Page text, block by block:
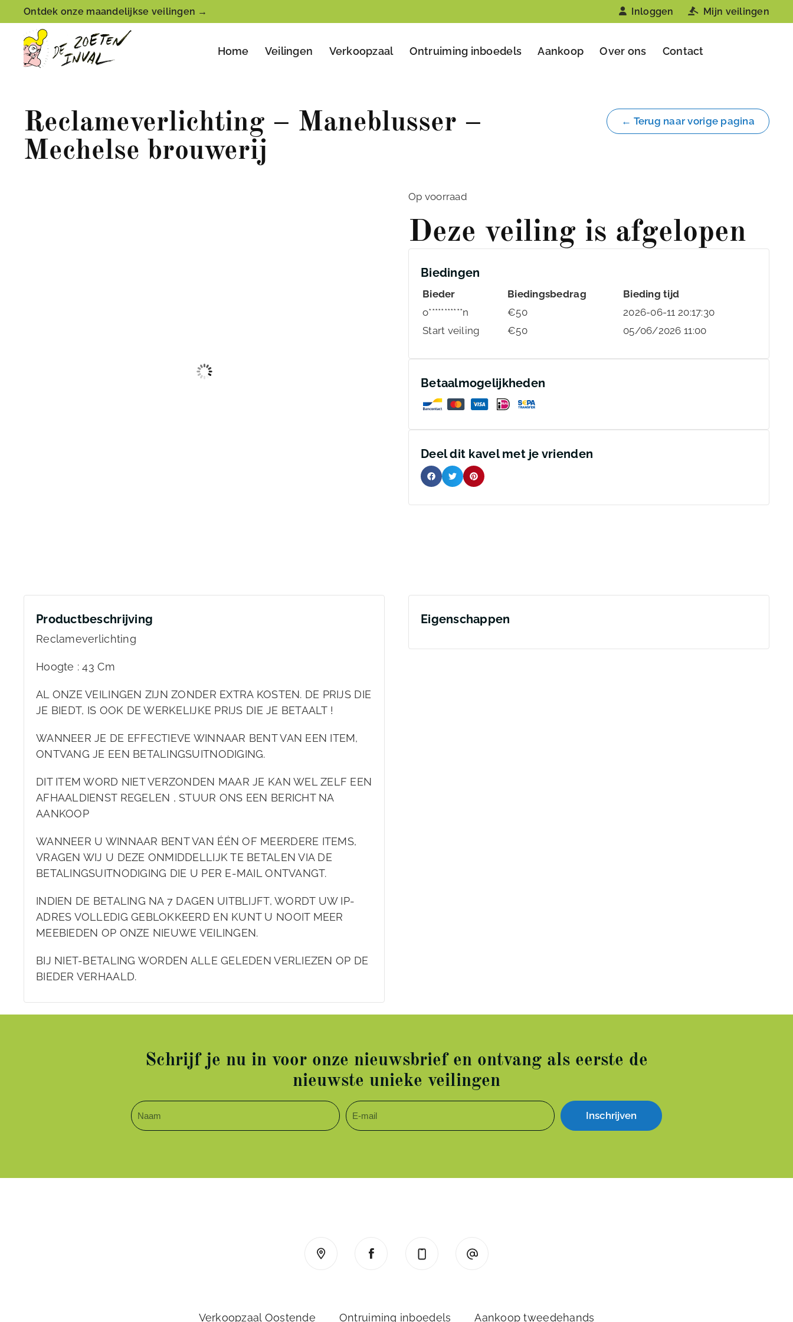
Ontdek onze maandelijkse veilingen → Inloggen Mijn veilingen
Home Veilingen Verkoopzaal Ontruiming inboedels Aankoop Over ons Contact
Reclameverlichting – Maneblusser –
Mechelse brouwerij
← Terug naar vorige pagina
Op voorraad
Deze veiling is afgelopen
Biedingen
Bieder Biedingsbedrag
Bieding tijd
o***********n
€50
2026-06-11 20:17:30
Start veiling
€50 05/06/2026 11:00
Betaalmogelijkheden
Deel dit kavel met je vrienden
Productbeschrijving
Reclameverlichting
Hoogte : 43 Cm
AL ONZE VEILINGEN ZIJN ZONDER EXTRA KOSTEN. DE PRIJS DIE
JE BIEDT, IS OOK DE WERKELIJKE PRIJS DIE JE BETAALT !
WANNEER JE DE EFFECTIEVE WINNAAR BENT VAN EEN ITEM,
ONTVANG JE EEN BETALINGSUITNODIGING.
DIT ITEM WORD NIET VERZONDEN MAAR JE KAN WEL ZELF EEN
AFHAALDIENST REGELEN , STUUR ONS EEN BERICHT NA
AANKOOP
WANNEER U WINNAAR BENT VAN ÉÉN OF MEERDERE ITEMS,
VRAGEN WIJ U DEZE ONMIDDELLIJK TE BETALEN VIA DE
BETALINGSUITNODIGING DIE U PER E-MAIL ONTVANGT.
INDIEN DE BETALING NA 7 DAGEN UITBLIJFT, WORDT UW IP-
ADRES VOLLEDIG GEBLOKKEERD EN KUNT U NOOIT MEER
MEEBIEDEN OP ONZE NIEUWE VEILINGEN.
BIJ NIET-BETALING WORDEN ALLE GELEDEN VERLIEZEN OP DE
BIEDER VERHAALD.
Eigenschappen
Schrijf je nu in voor onze nieuwsbrief en ontvang als eerste de
nieuwste unieke veilingen
Inschrijven
Verkoopzaal Oostende Ontruiming inboedels Aankoop tweedehands